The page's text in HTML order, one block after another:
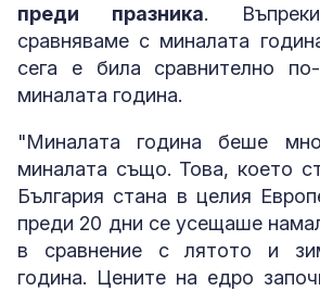
преди празника.
сравняваме с миналата
сега е била сравнително
миналата година.
"Миналата година беше
миналата също. Това, което
България стана в целия
преди 20 дни се усещаше
в сравнение с лятото и
година. Цените на едро